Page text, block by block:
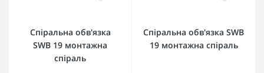
Спіральна обв'язка
SWB 19 монтажна
спіраль
Спіральна обв'язка SWB
19 монтажна спіраль